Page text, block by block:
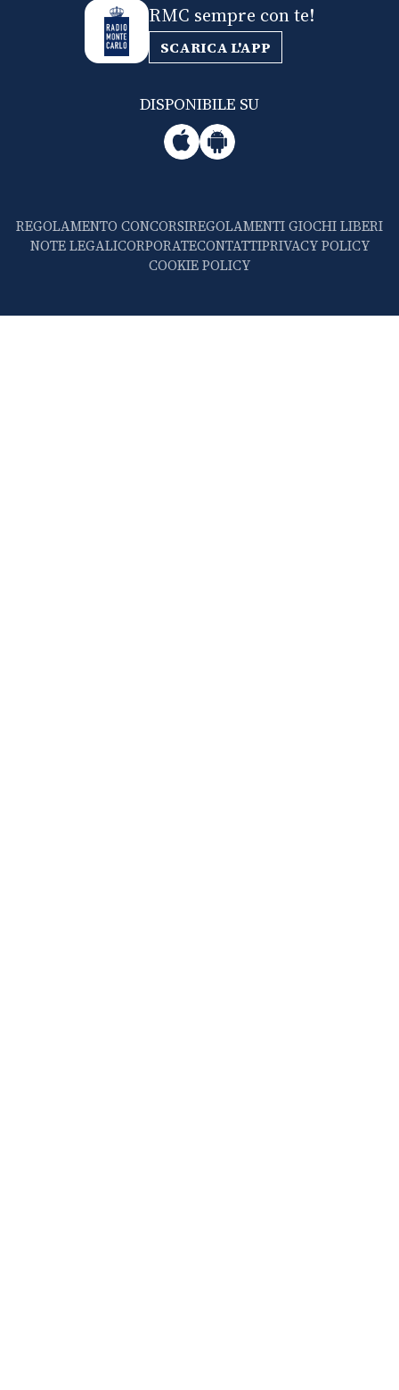
RMC sempre con te!
SCARICA L'APP
DISPONIBILE SU
REGOLAMENTO CONCORSIREGOLAMENTI GIOCHI LIBERI
NOTE LEGALICORPORATECONTATTIPRIVACY POLICY
COOKIE POLICY